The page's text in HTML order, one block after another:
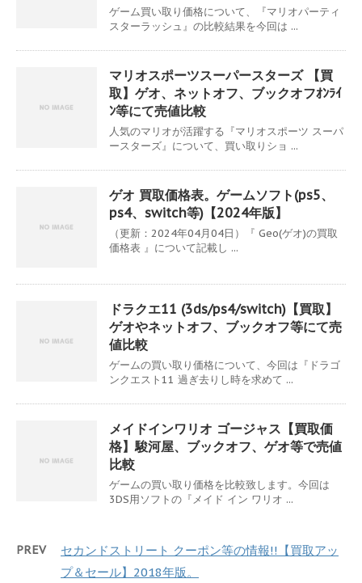
ゲーム買い取り価格について、『マリオパーティ
スターラッシュ』の比較結果を今回は ...
マリオスポーツスーパースターズ 【買
取】ゲオ、ネットオフ、ブックオフｵﾝﾗｲ
ﾝ等にて売値比較
人気のマリオが活躍する『マリオスポーツ スーパ
ースターズ』について、買い取りショ ...
ゲオ 買取価格表。ゲームソフト(ps5、
ps4、switch等)【2024年版】
（更新：2024年04月04日）『 Geo(ゲオ)の買取
価格表 』について記載し ...
ドラクエ11 (3ds/ps4/switch)【買取】
ゲオやネットオフ、ブックオフ等にて売
値比較
ゲームの買い取り価格について、今回は『ドラゴ
ンクエスト11 過ぎ去りし時を求めて ...
メイドインワリオ ゴージャス【買取価
格】駿河屋、ブックオフ、ゲオ等で売値
比較
ゲームの買い取り価格を比較致します。今回は
3DS用ソフトの『メイド イン ワリオ ...
PREV
セカンドストリート クーポン等の情報!!【買取アッ
プ＆セール】2018年版。